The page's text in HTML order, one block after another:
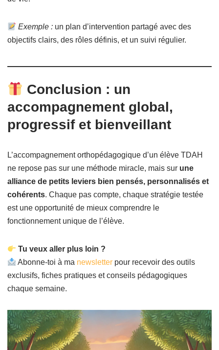
Exemple : un plan d’intervention partagé avec des
objectifs clairs, des rôles définis, et un suivi régulier.
Conclusion : un
accompagnement global,
progressif et bienveillant
L’accompagnement orthopédagogique d’un élève TDAH
ne repose pas sur une méthode miracle, mais sur une
alliance de petits leviers bien pensés, personnalisés et
cohérents. Chaque pas compte, chaque stratégie testée
est une opportunité de mieux comprendre le
fonctionnement unique de l’élève.
Tu veux aller plus loin ?
Abonne-toi à ma newsletter pour recevoir des outils
exclusifs, fiches pratiques et conseils pédagogiques
chaque semaine.